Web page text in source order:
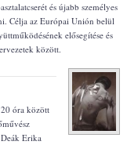
és újabb személyes
Célja az Európai Unión belül
elősegítése és
között.
óra között
Erika